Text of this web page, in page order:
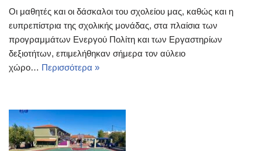
Οι μαθητές και οι δάσκαλοι του σχολείου μας, καθώς και η
ευπρεπίστρια της σχολικής μονάδας, στα πλαίσια των
προγραμμάτων Ενεργού Πολίτη και των Εργαστηρίων
δεξιοτήτων, επιμελήθηκαν σήμερα τον αύλειο
χώρο… Περισσότερα »